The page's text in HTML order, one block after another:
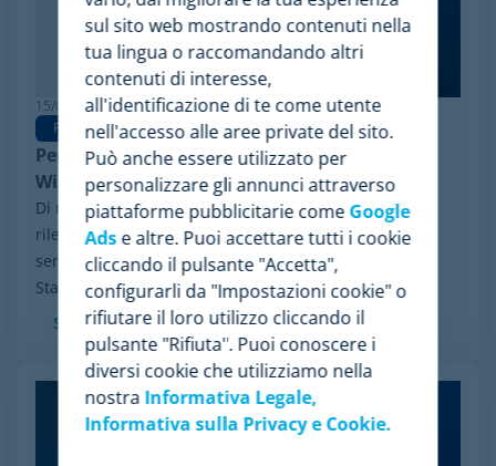
15/06/2026
Pricing Software
Perché Minderest è la migliore alternativa a
Wiser per la pricing intelligence
Di recente, ha fatto notizia nel settore un evento
rilevante: il processo di riorganizzazione finanziaria ai
sensi del Chapter 11 avviato da Wiser Solutions negli
Stati Uniti. Sebbene questa misura...
Scopri di più
sul sito web mostrando contenuti nella
tua lingua o raccomandando altri
contenuti di interesse,
all'identificazione di te come utente
nell'accesso alle aree private del sito.
Può anche essere utilizzato per
personalizzare gli annunci attraverso
piattaforme pubblicitarie come Google
Adse altre. Puoi accettare tutti i cookie
cliccando il pulsante "Accetta",
configurarli da "Impostazioni cookie" o
rifiutare il loro utilizzo cliccando il
pulsante "Rifiuta". Puoi conoscere i
diversi cookie che utilizziamo nella
nostra Informativa Legale,
Informativa sulla Privacy e Cookie.